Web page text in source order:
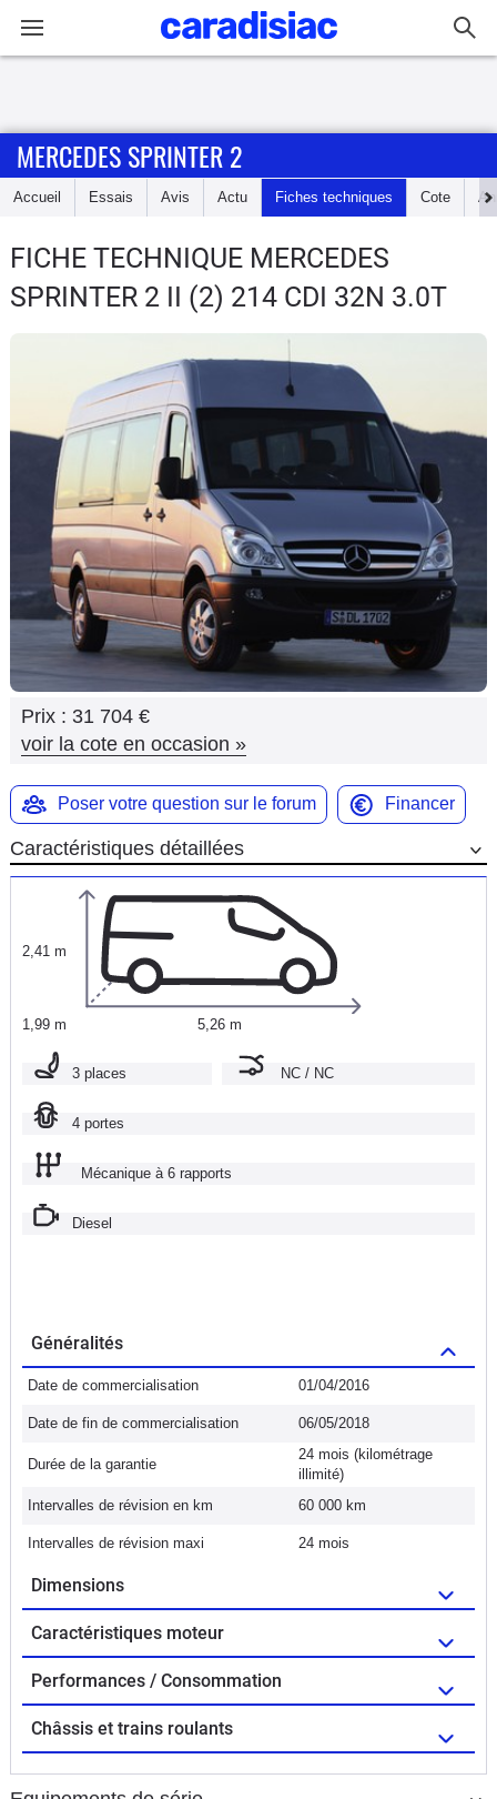
Accueil
Essais
Electriques
Utilitaires
Flottes
Auto
Services
Moto
Marques
MERCEDES SPRINTER 2
Accueil Essais Avis Actu Fiches techniques Cote
FICHE TECHNIQUE MERCEDES
SPRINTER 2 II (2) 214 CDI 32N 3.0T
Prix : 31 704 €
voir la cote en occasion »
Poser votre question sur le forum Financer
Caractéristiques détaillées
2,41 m
1,99 m 5,26 m
3 places NC / NC
4 portes
Mécanique à 6 rapports
Diesel
Généralités
Date de commercialisation 01/04/2016
Date de fin de commercialisation 06/05/2018
Durée de la garantie
24 mois (kilométrage
illimité)
Intervalles de révision en km
60 000 km
Intervalles de révision maxi 24 mois
Dimensions
Caractéristiques moteur
Performances / Consommation
Châssis et trains roulants